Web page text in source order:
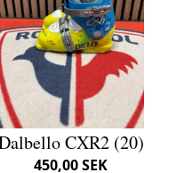
CXR2 (20)
450,00 SEK